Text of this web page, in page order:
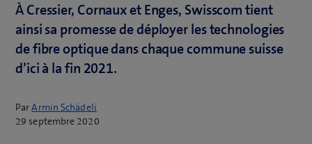
À Cressier, Cornaux et Enges, Swisscom tient
ainsi sa promesse de déployer les technologies
de fibre optique dans chaque commune suisse
d’ici à la fin 2021.
ParArmin Schädeli
29 septembre 2020